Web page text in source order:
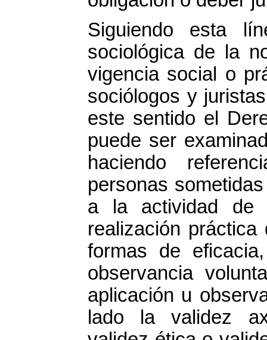
Siguiendo esta
sociológica de la
vigencia social o
sociólogos y
este sentido el
puede ser
haciendo
personas
a la actividad de
realización
formas de
observancia
aplicación u
lado la validez